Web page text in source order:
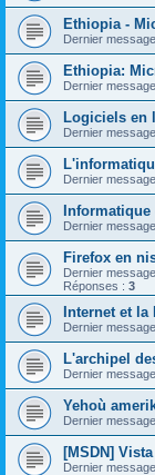
Ethiopia -
Dernier
Ethiopia:
Dernier
Logiciels en
Dernier
Dernier
Dernier
Firefox en
Dernier
Réponses : 3
Internet et
Dernier
L'archipel
Dernier
Yehoù
Dernier
[MSDN]
Dernier